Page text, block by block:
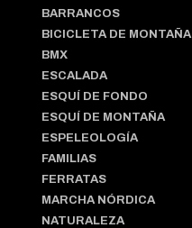
BARRANCOS
BICICLETA DE MONTAÑA
BMX
ESCALADA
ESQUÍ DE FONDO
ESQUÍ DE MONTAÑA
ESPELEOLOGÍA
FAMILIAS
FERRATAS
MARCHA NÓRDICA
NATURALEZA